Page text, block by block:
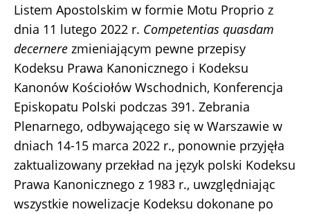
Listem Apostolskim w formie Motu Proprio z
dnia 11 lutego 2022 r. Competentias quasdam
decernere zmieniającym pewne przepisy
Kodeksu Prawa Kanonicznego i Kodeksu
Kanonów Kościołów Wschodnich, Konferencja
Episkopatu Polski podczas 391. Zebrania
Plenarnego, odbywającego się w Warszawie w
dniach 14-15 marca 2022 r., ponownie przyjęła
zaktualizowany przekład na język polski Kodeksu
Prawa Kanonicznego z 1983 r., uwzględniając
wszystkie nowelizacje Kodeksu dokonane po